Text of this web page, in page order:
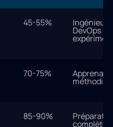
45-55% Ingénieurs
DevOps
70-75%
85-90%
complète